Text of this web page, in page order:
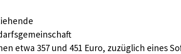
etwa 357 und 451 Euro, zuzüglich eines